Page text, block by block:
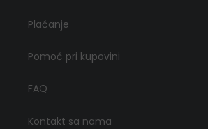
Plaćanje
Pomoć pri kupovini
FAQ
Kontakt sa nama